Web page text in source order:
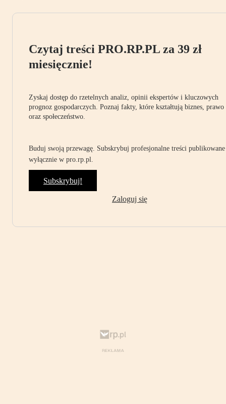
Czytaj treści PRO.RP.PL za 39 zł
miesięcznie!
Zyskaj dostęp do rzetelnych analiz, opinii ekspertów i kluczowych
prognoz gospodarczych. Poznaj fakty, które kształtują biznes, prawo
oraz społeczeństwo.
Buduj swoją przewagę. Subskrybuj profesjonalne treści publikowane
wyłącznie w pro.rp.pl.
Subskrybuj!
Zaloguj się